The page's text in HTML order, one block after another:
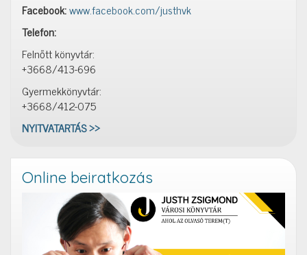
Facebook:www.facebook.com/justhvk
Telefon:
Felnőtt könyvtár:
+3668/413-696
Gyermekkönyvtár:
+3668/412-075
NYITVATARTÁS >>
Online beiratkozás